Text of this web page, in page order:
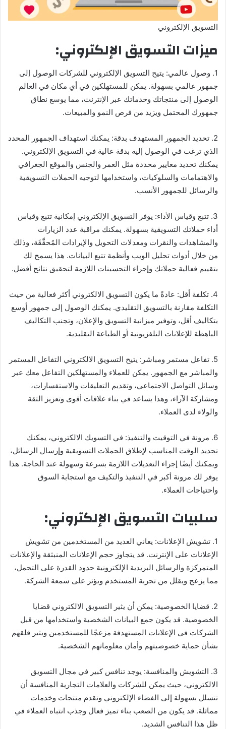
التسويق الإلكتروني
ميزات التسويق الإلكتروني:
1. وصول عالمي: يتيح التسويق الإلكتروني للشركات الوصول إلى
جمهور عالمي بسهولة. يمكن للمستهلكين في أي مكان في العالم
الوصول إلى منتجاتك وخدماتك عبر الإنترنت، مما يوسع نطاق
جمهورك المحتمل ويزيد من فرص النمو والمبيعات.
2. تحديد الجمهور المستهدف بدقة: يمكنك استهداف الجمهور المحدد
الذي ترغب في الوصول إليه بدقة عالية في التسويق الإلكتروني.
يمكنك تحديد معايير محددة مثل العمر والجنس والموقع الجغرافي
والاهتمامات والسلوكيات، واستخدامها لتوجيه الحملات التسويقية
والرسائل للجمهور الأنسب.
3. تتبع وقياس الأداء: يوفر التسويق الإلكتروني إمكانية تتبع وقياس
أداء حملاتك التسويقية بسهولة. يمكنك مراقبة عدد الزيارات
والمشاهدات والنقرات ومعدلات التحويل والإيرادات المُحقَّقَة، وذلك
من خلال أدوات تحليل الويب وأنظمة تتبع البيانات. هذا يسمح لك
بتقييم فعالية حملاتك وإجراء التحسينات اللازمة لتحقيق نتائج أفضل.
4. تكلفة أقل: عادةً ما يكون التسويق الالكتروني أكثر فعالية من حيث
التكلفة مقارنة بالتسويق التقليدي. يمكنك الوصول إلى جمهور أوسع
بتكاليف أقل، وتوفير ميزانية التسويق والإعلان، وتجنب التكاليف
الباهظة للإعلانات التلفزيونية أو الطباعة التقليدية.
5. تفاعل مستمر ومباشر: يتيح التسويق الالكتروني التفاعل المستمر
والمباشر مع الجمهور. يمكن للعملاء والمستهلكين التفاعل معك عبر
وسائل التواصل الاجتماعي، وتقديم التعليقات والاستفسارات،
ومشاركة الآراء، وهذا يساعد في بناء علاقات أقوى وتعزيز الثقة
والولاء لدى العملاء.
6. مرونة في التوقيت والتنفيذ: في التسويك الالكتروني، يمكنك
تحديد الوقت المناسب لإطلاق الحملات التسويقية وإرسال الرسائل،
ويمكنك أيضًا إجراء التعديلات اللازمة بسرعة وسهولة عند الحاجة. هذا
يوفر لك مرونة أكبر في التنفيذ والتكيف مع استجابة السوق
واحتياجات العملاء.
سلبيات التسويق الإلكتروني:
1. تشويش الإعلانات: يعاني العديد من المستخدمين من تشويش
الإعلانات على الإنترنت. قد يتجاوز حجم الإعلانات المنبثقة والإعلانات
المتمركزة والرسائل البريدية الإلكترونية حدود القدرة على التحمل،
مما يزعج ويقلل من تجربة المستخدم ويؤثر على سمعة الشركة.
2. قضايا الخصوصية: يمكن أن يثير التسويق الالكتروني قضايا
الخصوصية. قد يكون جمع البيانات الشخصية واستخدامها من قبل
الشركات في الإعلانات المستهدفة مزعجًا للمستخدمين ويثير قلقهم
بشأن حماية خصوصيتهم وأمان معلوماتهم الشخصية.
3. التشويش والمنافسة: يوجد تنافس كبير في مجال التسويق
الالكتروني، حيث يمكن للشركات والعلامات التجارية المنافسة أن
تتسلل بسهولة إلى الفضاء الإلكتروني وتقدم منتجات وخدمات
مماثلة. قد يكون من الصعب بناء تميز فعال وجذب انتباه العملاء في
ظل هذا التنافس الشديد.